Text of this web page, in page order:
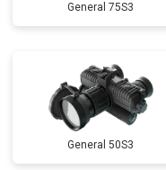
General 75S3
General 50S3